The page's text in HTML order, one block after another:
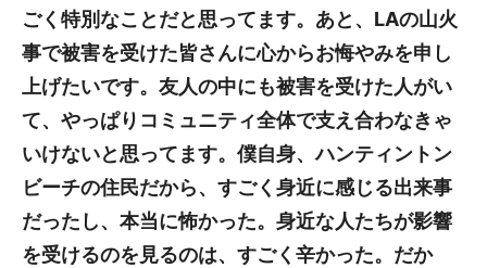
ごく特別なことだと思ってます。あと、LAの山火
事で被害を受けた皆さんに心からお悔やみを申し
上げたいです。友人の中にも被害を受けた人がい
て、やっぱりコミュニティ全体で支え合わなきゃ
いけないと思ってます。僕自身、ハンティントン
ビーチの住民だから、すごく身近に感じる出来事
だったし、本当に怖かった。身近な人たちが影響
を受けるのを見るのは、すごく辛かった。だか